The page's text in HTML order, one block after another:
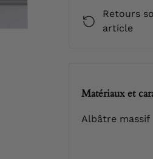
Retours
article
Matériaux et
Albâtre massif